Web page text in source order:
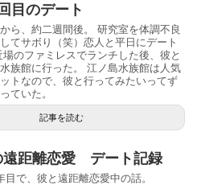
目のデート
ら、約二週間後。 研究室を体調不良
てサボり（笑）恋人と平日にデート
のファミレスでランチした後、彼と
族館に行った。 江ノ島水族館は人気
トなので、彼と行ってみたいってず
ていた。
記事を読む
遠距離恋愛 デート記録
目で、彼と遠距離恋愛中の話。